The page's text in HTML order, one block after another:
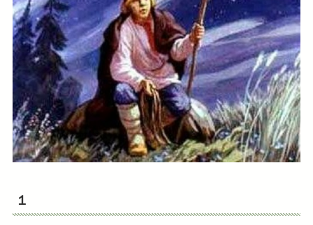
１